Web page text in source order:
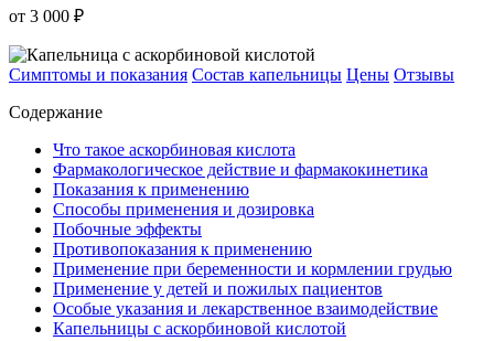
от 3 000 ₽
Симптомы и показания Состав капельницы Цены Отзывы
Содержание
Что такое аскорбиновая кислота
Фармакологическое действие и фармакокинетика
Показания к применению
Способы применения и дозировка
Побочные эффекты
Противопоказания к применению
Применение при беременности и кормлении грудью
Применение у детей и пожилых пациентов
Особые указания и лекарственное взаимодействие
Капельницы с аскорбиновой кислотой